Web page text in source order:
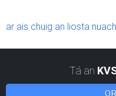
ar ais chuig an liosta
Tá an